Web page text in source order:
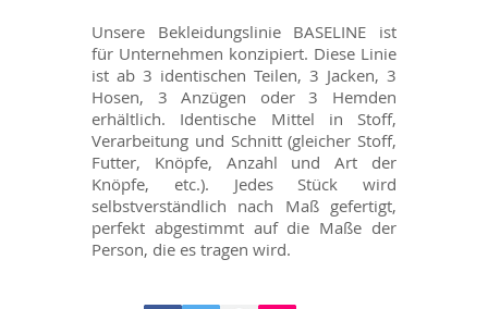
Unsere Bekleidungslinie BASELINE ist
für Unternehmen konzipiert. Diese Linie
ist ab 3 identischen Teilen, 3 Jacken, 3
Hosen, 3 Anzügen oder 3 Hemden
erhältlich. Identische Mittel in Stoff,
Verarbeitung und Schnitt (gleicher Stoff,
Futter, Knöpfe, Anzahl und Art der
Knöpfe, etc.). Jedes Stück wird
selbstverständlich nach Maß gefertigt,
perfekt abgestimmt auf die Maße der
Person, die es tragen wird.